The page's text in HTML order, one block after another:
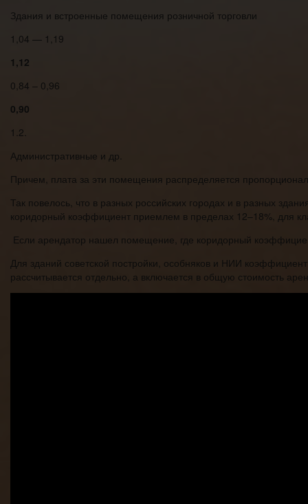
Здания и встроенные помещения розничной торговли
1,04 — 1,19
1,12
0,84 – 0,96
0,90
1.2.
Административные и др.
Причем, плата за эти помещения распределяется
Так повелось, что в разных российских городах и в разных
коридорный коэффициент приемлем в пределах 12–18%, для
Если арендатор нашел помещение, где коридорный
Для зданий советской постройки, особняков и НИИ
рассчитывается отдельно, а включается в общую стоимость